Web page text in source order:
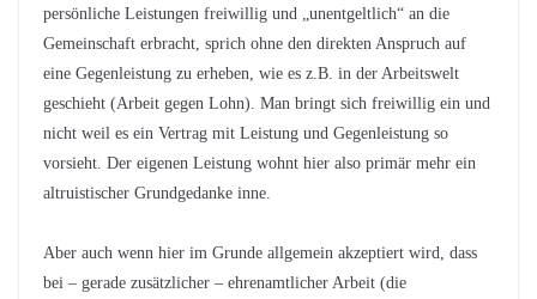
persönliche Leistungen freiwillig und „unentgeltlich“ an die
Gemeinschaft erbracht, sprich ohne den direkten Anspruch auf
eine Gegenleistung zu erheben, wie es z.B. in der Arbeitswelt
geschieht (Arbeit gegen Lohn). Man bringt sich freiwillig ein und
nicht weil es ein Vertrag mit Leistung und Gegenleistung so
vorsieht. Der eigenen Leistung wohnt hier also primär mehr ein
altruistischer Grundgedanke inne.
Aber auch wenn hier im Grunde allgemein akzeptiert wird, dass
bei – gerade zusätzlicher – ehrenamtlicher Arbeit (die